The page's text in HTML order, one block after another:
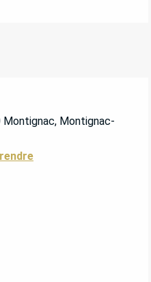
Montignac, Montignac-